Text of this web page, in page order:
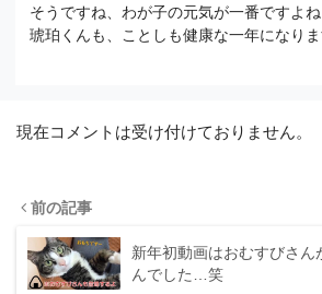
そうですね、わが子の元気が一番ですよね
琥珀くんも、ことしも健康な一年になりま
現在コメントは受け付けておりません。
前の記事
新年初動画はおむすびさん
んでした…笑